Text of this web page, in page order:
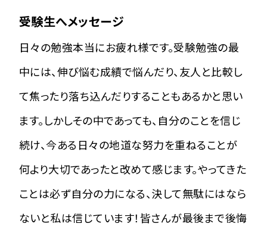
受験生へメッセージ
日々の勉強本当にお疲れ様です。受験勉強の最
中には、伸び悩む成績で悩んだり、友人と比較し
て焦ったり落ち込んだりすることもあるかと思い
ます。しかしその中であっても、自分のことを信じ
続け、今ある日々の地道な努力を重ねることが
何より大切であったと改めて感じます。やってきた
ことは必ず自分の力になる、決して無駄にはなら
ないと私は信じています！皆さんが最後まで後悔